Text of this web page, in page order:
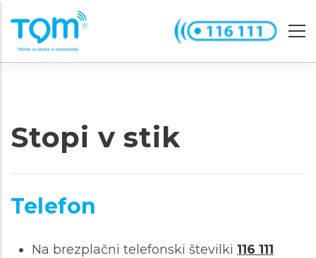
Stopi v stik
Telefon
Na brezplačni telefonski številki 116 111